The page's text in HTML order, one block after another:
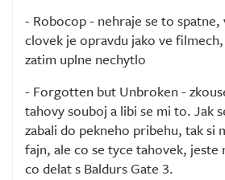
- Robocop - nehraje se to
clovek je opravdu jako ve
zatim uplne nechytlo
- Forgotten but Unbroken -
tahovy souboj a libi se mi to. Jak
zabali do pekneho pribehu, tak si
fajn, ale co se tyce tahovek, jeste
co delat s Baldurs Gate 3.